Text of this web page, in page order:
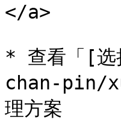
</a>
* 查看「[
chan-pin/
理方案